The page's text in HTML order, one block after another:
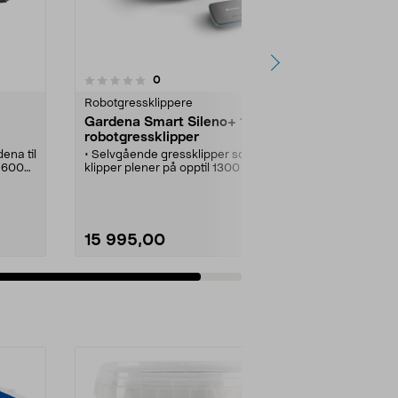
til
0anmeldelser
Robotgressklippere
Gardena Smart Sileno+ 1300
robotgressklipper
• Selvgående gressklipper som
klipper plener på opptil 1300 m²
medfølgende gateway kobler du
den til hjemmenettverket.
etterlate spor på gressplenen.
15 995,00